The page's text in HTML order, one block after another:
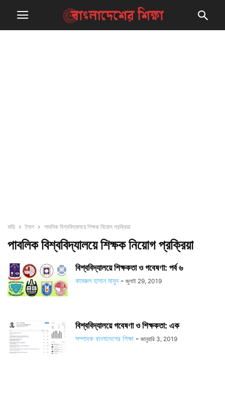
বাড়ি ট্যাগ পাবলিক বিশ্ববিদ্যালয়ে শিক্ষক নিয়োগ প্রক্রিয়া
পাবলিক বিশ্ববিদ্যালয়ে শিক্ষক নিয়োগ প্রক্রিয়া
বিশ্ববিদ্যালয়ে শিক্ষকতা ও গবেষণা: পর্ব ৬
কামরুল হাসান মামুন - জুলাই 29, 2019
বিশ্ববিদ্যালয়ে গবেষণা ও শিক্ষকতা: এক
সম্পাদক বাংলাদেশের শিক্ষা - জানুয়ারি 3, 2019